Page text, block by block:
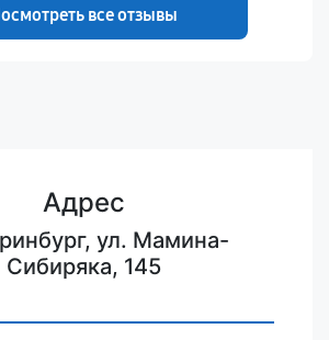
в помещении и
рядом с потолком. После
все отзывы
Адрес
ул. Мамина-
Сибиряка, 145